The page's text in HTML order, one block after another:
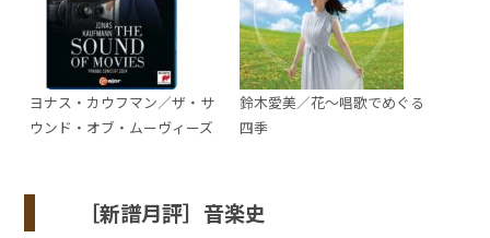
ヨナス・カウフマン／ザ・サ
ウンド・オブ・ムーヴィーズ
鈴木愛美／花～唱歌でめぐる
四季
［新譜月評］音楽史